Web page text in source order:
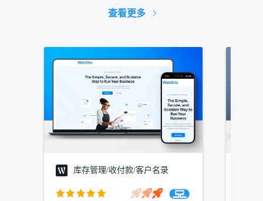
查看更多
库存管理/收付款/客户名录